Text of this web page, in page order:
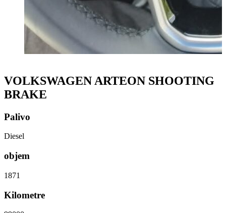
VOLKSWAGEN ARTEON SHOOTING
BRAKE
Palivo
Diesel
objem
1871
Kilometre